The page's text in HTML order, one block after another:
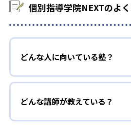
個別指導学院NEXTのよ
どんな人に向いている塾？
どんな講師が教えている？